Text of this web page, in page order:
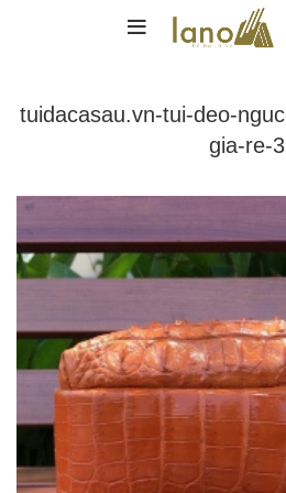
tuidacasau.vn-tui-deo-
gia-re-3